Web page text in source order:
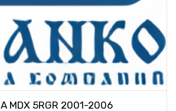
MDX 5RGR 2001-2006